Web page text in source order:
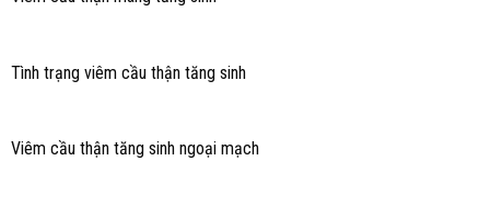
Tình trạng viêm cầu thận tăng sinh
Viêm cầu thận tăng sinh ngoại mạch